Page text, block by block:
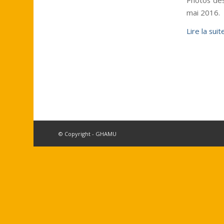
mai 2016.
Lire la
© Copyright - GHAMU